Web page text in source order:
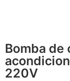
Bomba de
220V